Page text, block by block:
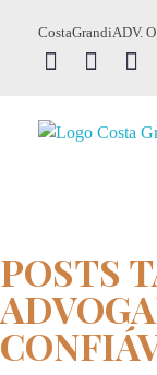
CostaGrandiADV.
POSTS